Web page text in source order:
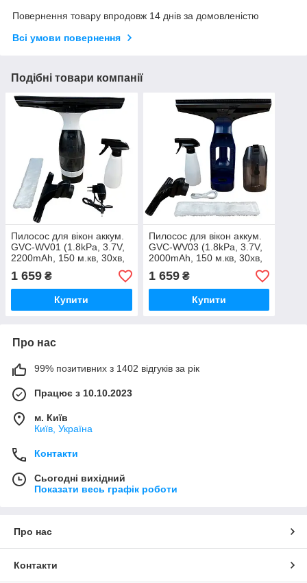
Повернення товару впродовж 14 днів за домовленістю
Всі умови повернення
Подібні товари компанії
Пилосос для вікон аккум.
GVC-WV01 (1.8kPa, 3.7V,
2200mAh, 150 м.кв, 30хв,
125 ml) (GRUNHELM)
1 659 ₴
Купити
Пилосос для вікон аккум.
GVC-WV03 (1.8kPa, 3.7V,
2000mAh, 150 м.кв, 30хв,
100 ml) (GRUNHELM)
1 659₴
Купити
Про нас
99% позитивних з 1402 відгуків за рік
Працює з 10.10.2023
м. Київ
Київ, Україна
Контакти
Сьогодні вихідний
Показати весь графік роботи
Про нас
Контакти